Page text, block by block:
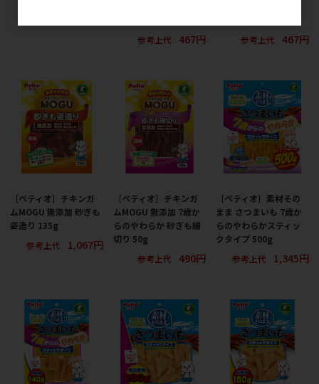
参考上代
467円
参考上代
467円
［ペティオ］チキンガ
ムMOGU 無添加 砂ぎも
姿造り 135g
参考上代
1,067円
［ペティオ］チキンガ
ムMOGU 無添加 7歳か
らのやわらか 砂ぎも細
切り 50g
参考上代
490円
［ペティオ］素材その
まま さつまいも 7歳か
らのやわらかスティッ
クタイプ 500g
参考上代
1,345円